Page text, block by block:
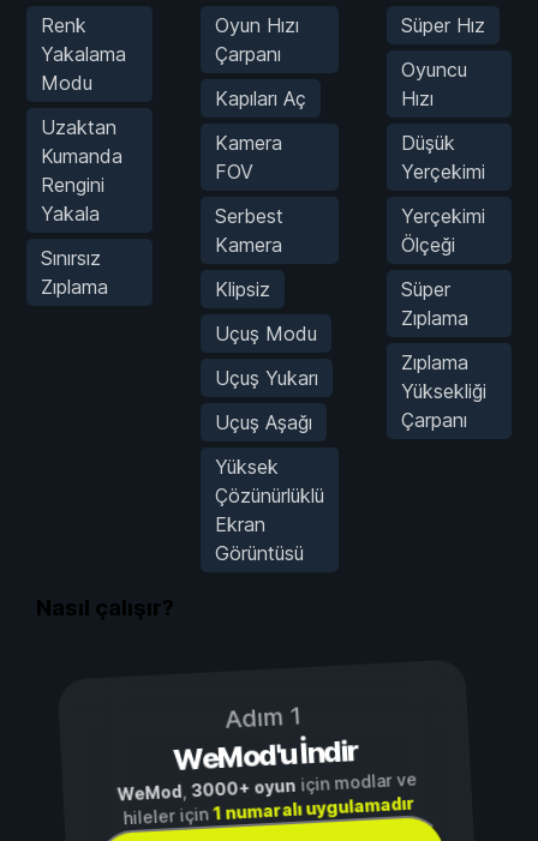
Renk
Yakalama
Modu
Uzaktan
Kumanda
Rengini
Yakala
Sınırsız
Zıplama
Oyun Hızı
Çarpanı
Kapıları Aç
Kamera
FOV
Serbest
Kamera
Klipsiz
Uçuş Modu
Uçuş Yukarı
Uçuş Aşağı
Yüksek
Çözünürlüklü
Ekran
Görüntüsü
Süper Hız
Oyuncu
Hızı
Düşük
Yerçekimi
Yerçekimi
Ölçeği
Süper
Zıplama
Zıplama
Yüksekliği
Çarpanı
Nasıl çalışır?
Adım 1
WeMod'u İndir
WeMod,3000+ oyuniçin modlar ve
hileler için1 numaralı uygulamadır